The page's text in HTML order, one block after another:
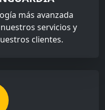
más avanzada
servicios y
clientes.